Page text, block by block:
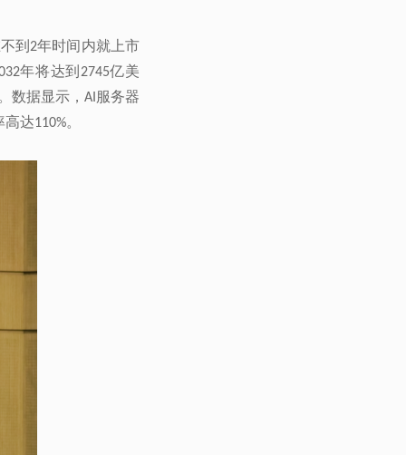
到 2
年将达到 2745
数据显示， AI
高达110%。